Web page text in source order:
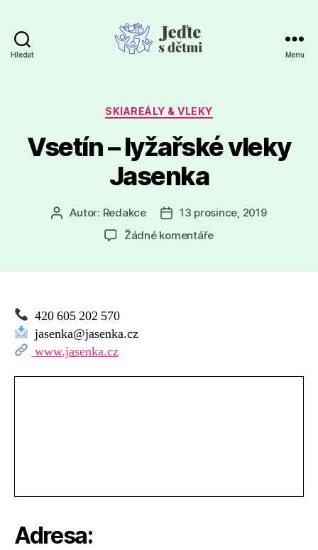
Hledat Menu
Rubriky
SKIAREÁLY & VLEKY
Vsetín – lyžařské vleky
Jasenka
Autor
příspěvku
Autor: Redakce
Datum
příspěvku
13 prosince, 2019
Žádné komentářeu
420 605 202 570
jasenka@jasenka.cz
www.jasenka.cz
Adresa: